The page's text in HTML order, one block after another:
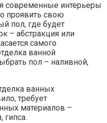
современные интерьеры
проявить свою
пол, где будет
– абстракция или
самого
ванной
пол – наливной,
ванных
требует
материалов –
гипса.